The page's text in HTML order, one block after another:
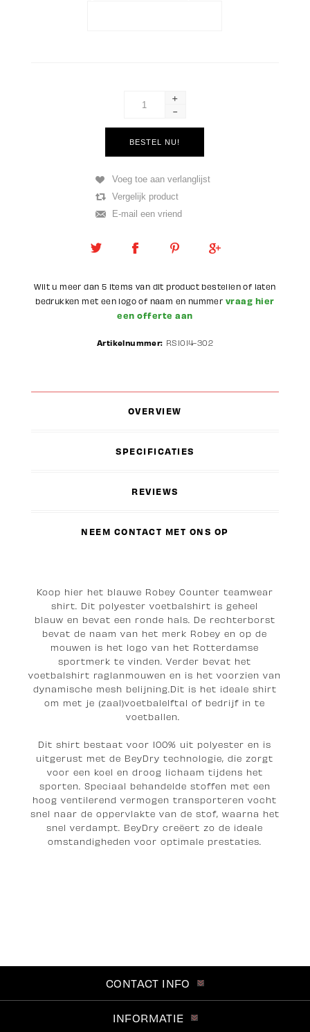
+
-
Wilt u meer dan 5 items van dit product bestellen of laten
bedrukken met een logo of naam en nummer vraag hier
een offerte aan
Artikelnummer: RS1014-302
OVERVIEW
SPECIFICATIES
REVIEWS
NEEM CONTACT MET ONS OP
Koop hier het blauwe Robey Counter teamwear
shirt. Dit polyester voetbalshirt is geheel
blauw en bevat een ronde hals. De rechterborst
bevat de naam van het merk Robey en op de
mouwen is het logo van het Rotterdamse
sportmerk te vinden. Verder bevat het
voetbalshirt raglanmouwen en is het voorzien van
dynamische mesh belijning.Dit is het ideale shirt
om met je (zaal)voetbalelftal of bedrijf in te
voetballen.
Dit shirt bestaat voor 100% uit polyester en is
uitgerust met de BeyDry technologie, die zorgt
voor een koel en droog lichaam tijdens het
sporten. Speciaal behandelde stoffen met een
hoog ventilerend vermogen transporteren vocht
snel naar de oppervlakte van de stof, waarna het
snel verdampt. BeyDry creëert zo de ideale
omstandigheden voor optimale prestaties.
CONTACT INFO
INFORMATIE